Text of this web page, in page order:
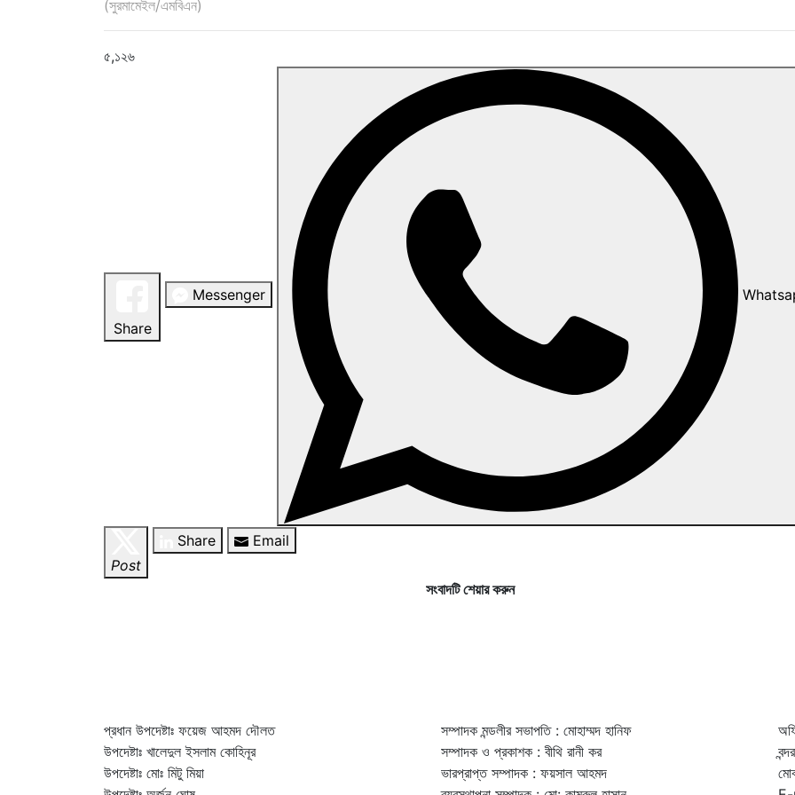
(সুরমামেইল/এমবিএন)
৫,১২৬
Share
Messenger
Post
Share Email
সংবাদটি শেয়ার করুন
প্রধান উপদেষ্টাঃ ফয়েজ আহমদ দৌলত
উপদেষ্টাঃ খালেদুল ইসলাম কোহিনূর
উপদেষ্টাঃ মোঃ মিটু মিয়া
সম্পাদক মন্ডলীর সভাপতি : মোহাম্মদ হানিফ
সম্পাদক ও প্রকাশক : বীথি রানী কর
ভারপ্রাপ্ত সম্পাদক : ফয়সাল আহমদ